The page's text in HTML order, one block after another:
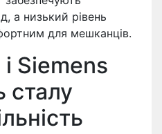
а низький рівень
для мешканців.
Siemens
сталу